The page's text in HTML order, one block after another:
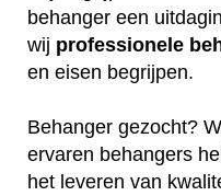
behanger een
wij professionele
en eisen begrijpen.
Behanger gezocht?
ervaren behangers
het leveren van